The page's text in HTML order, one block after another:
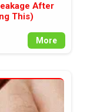
After
This)
More